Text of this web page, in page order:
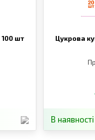
100 шт Цукрова
В наявності